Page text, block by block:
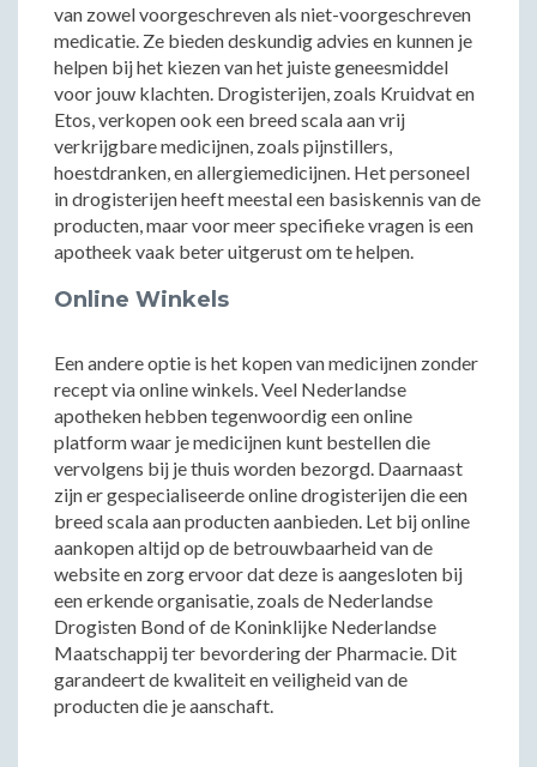
van zowel voorgeschreven als niet-voorgeschreven
medicatie. Ze bieden deskundig advies en kunnen je
helpen bij het kiezen van het juiste geneesmiddel
voor jouw klachten. Drogisterijen, zoals Kruidvat en
Etos, verkopen ook een breed scala aan vrij
verkrijgbare medicijnen, zoals pijnstillers,
hoestdranken, en allergiemedicijnen. Het personeel
in drogisterijen heeft meestal een basiskennis van de
producten, maar voor meer specifieke vragen is een
apotheek vaak beter uitgerust om te helpen.
Online Winkels
Een andere optie is het kopen van medicijnen zonder
recept via online winkels. Veel Nederlandse
apotheken hebben tegenwoordig een online
platform waar je medicijnen kunt bestellen die
vervolgens bij je thuis worden bezorgd. Daarnaast
zijn er gespecialiseerde online drogisterijen die een
breed scala aan producten aanbieden. Let bij online
aankopen altijd op de betrouwbaarheid van de
website en zorg ervoor dat deze is aangesloten bij
een erkende organisatie, zoals de Nederlandse
Drogisten Bond of de Koninklijke Nederlandse
Maatschappij ter bevordering der Pharmacie. Dit
garandeert de kwaliteit en veiligheid van de
producten die je aanschaft.